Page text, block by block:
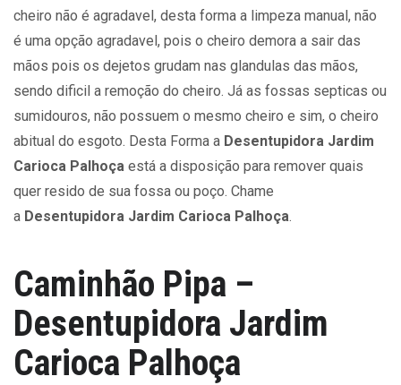
cheiro não é agradavel, desta forma a limpeza manual, não
é uma opção agradavel, pois o cheiro demora a sair das
mãos pois os dejetos grudam nas glandulas das mãos,
sendo dificil a remoção do cheiro. Já as fossas septicas ou
sumidouros, não possuem o mesmo cheiro e sim, o cheiro
abitual do esgoto. Desta Forma a Desentupidora Jardim
Carioca Palhoça está a disposição para remover quais
quer resido de sua fossa ou poço. Chame
a Desentupidora Jardim Carioca Palhoça.
Caminhão Pipa –
Desentupidora Jardim
Carioca Palhoça